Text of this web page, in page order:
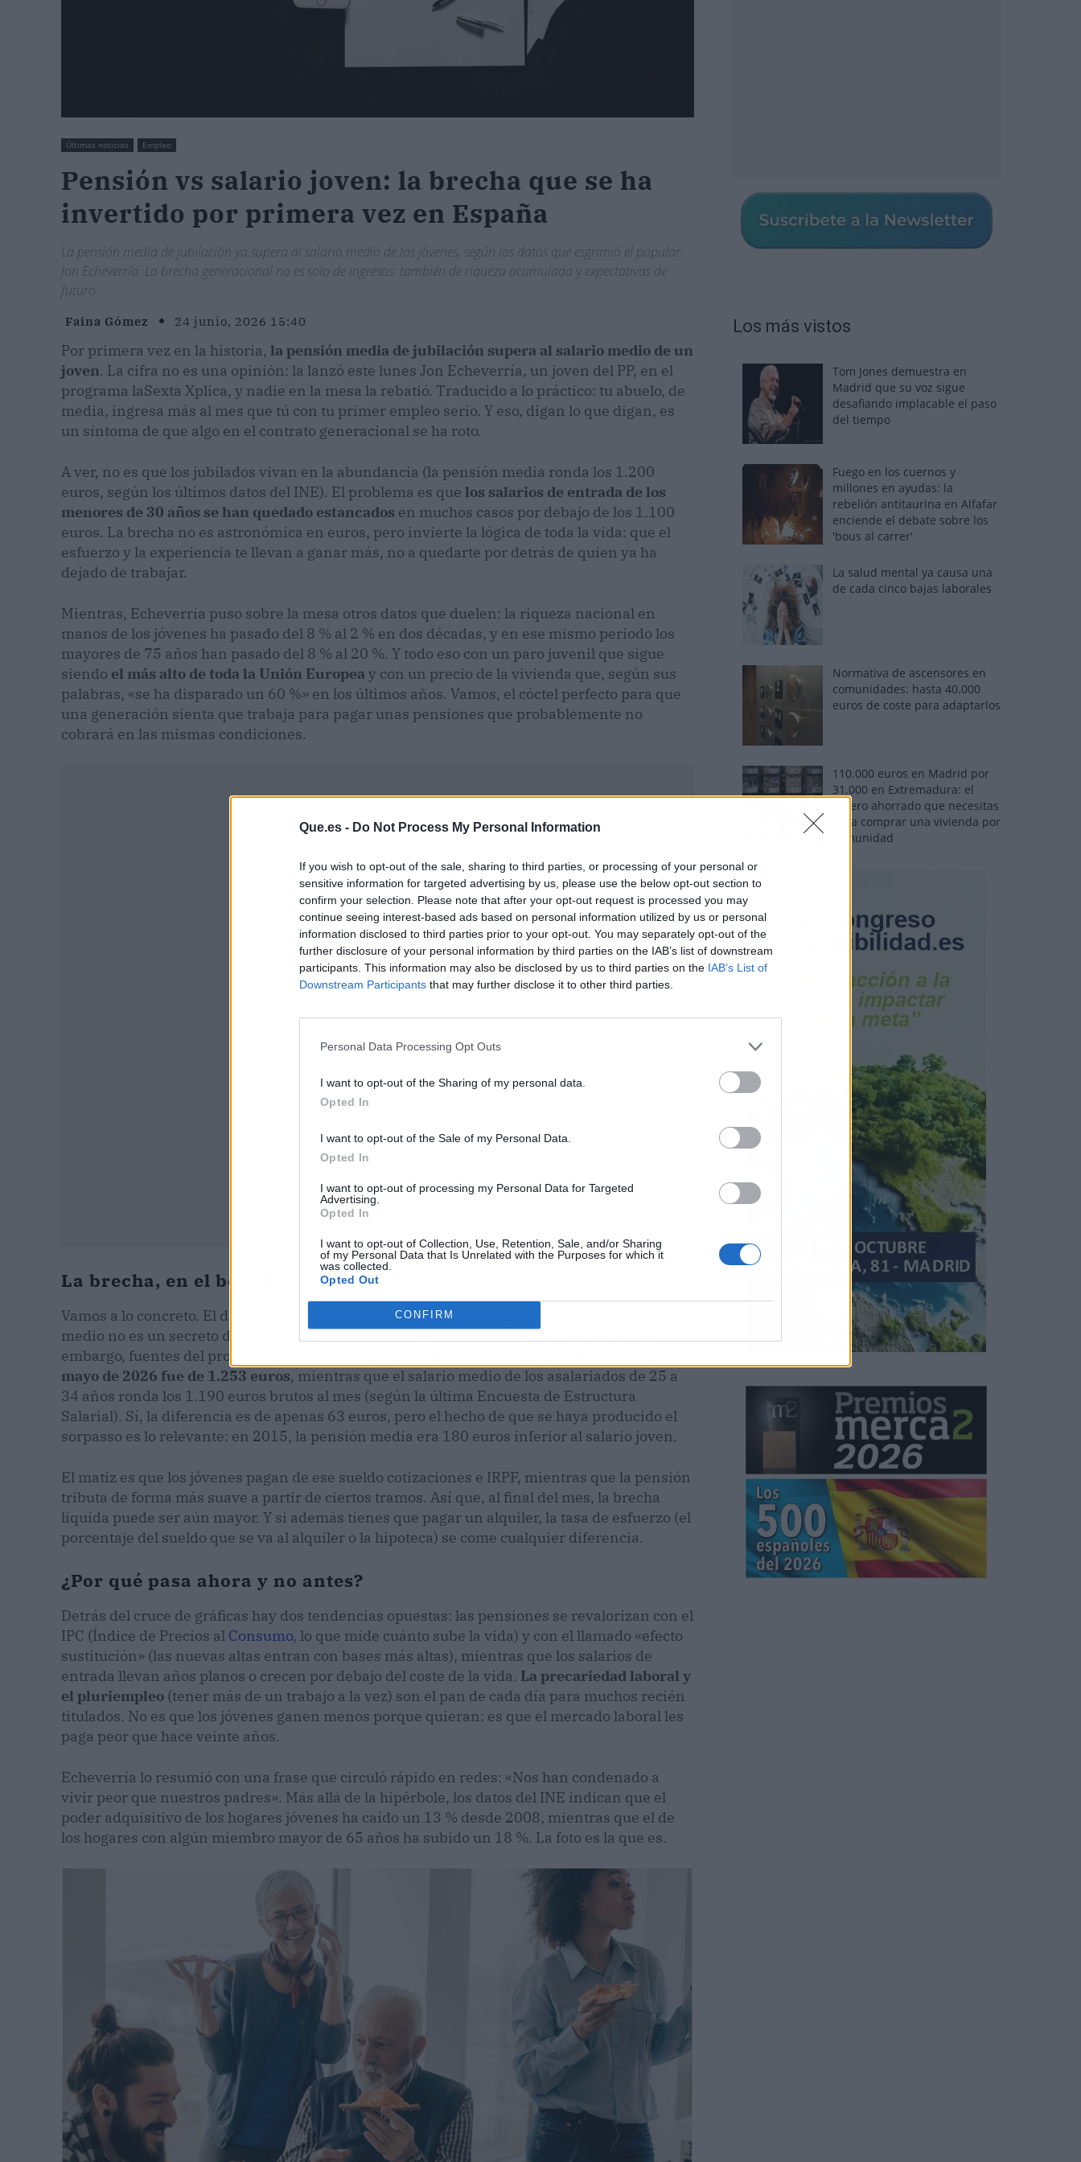
Que.es - Do Not Process My Personal Information
If you wish to opt-out of the sale, sharing to third parties, or processing of your personal or
sensitive information for targeted advertising by us, please use the below opt-out section to
confirm your selection. Please note that after your opt-out request is processed you may
continue seeing interest-based ads based on personal information utilized by us or personal
information disclosed to third parties prior to your opt-out. You may separately opt-out of the
further disclosure of your personal information by third parties on the IAB’s list of downstream
participants. This information may also be disclosed by us to third parties on the IAB’s List of
Downstream Participants that may further disclose it to other third parties.
Personal Data Processing Opt Outs
I want to opt-out of the Sharing of my personal data.
Opted In
I want to opt-out of the Sale of my Personal Data.
Opted In
I want to opt-out of processing my Personal Data for Targeted
Advertising.
Opted In
I want to opt-out of Collection, Use, Retention, Sale, and/or Sharing
of my Personal Data that Is Unrelated with the Purposes for which it
was collected.
Opted Out
CONFIRM
Últimas noticias Empleo
Pensión vs salario joven: la brecha que se ha
invertido por primera vez en España
La pensión media de jubilación ya supera al salario medio de los jóvenes, según los datos que esgrimió el popular
Jon Echeverría. La brecha generacional no es solo de ingresos: también de riqueza acumulada y expectativas de
futuro.
Faina Gómez 24 junio, 2026 15:40
Por primera vez en la historia, la pensión media de jubilación supera al salario medio de un
joven. La cifra no es una opinión: la lanzó este lunes Jon Echeverría, un joven del PP, en el
programa laSexta Xplica, y nadie en la mesa la rebatió. Traducido a lo práctico: tu abuelo, de
media, ingresa más al mes que tú con tu primer empleo serio. Y eso, digan lo que digan, es
un síntoma de que algo en el contrato generacional se ha roto.
A ver, no es que los jubilados vivan en la abundancia (la pensión media ronda los 1.200
euros, según los últimos datos del INE). El problema es que los salarios de entrada de los
menores de 30 años se han quedado estancados en muchos casos por debajo de los 1.100
euros. La brecha no es astronómica en euros, pero invierte la lógica de toda la vida: que el
esfuerzo y la experiencia te llevan a ganar más, no a quedarte por detrás de quien ya ha
dejado de trabajar.
Mientras, Echeverría puso sobre la mesa otros datos que duelen: la riqueza nacional en
manos de los jóvenes ha pasado del 8 % al 2 % en dos décadas, y en ese mismo periodo los
mayores de 75 años han pasado del 8 % al 20 %. Y todo eso con un paro juvenil que sigue
siendo el más alto de toda la Unión Europea y con un precio de la vivienda que, según sus
palabras, «se ha disparado un 60 %» en los últimos años. Vamos, el cóctel perfecto para que
una generación sienta que trabaja para pagar unas pensiones que probablemente no
cobrará en las mismas condiciones.
La brecha, en el bolsillo
Vamos a lo concreto. El dato exacto de cuánto cobra un pensionista medio y cuánto un joven
medio no es un secreto de Estado, pero el INE no publica una tabla que los enfrente. Sin
embargo, fuentes del propio organismo recogen que
mayo de 2026 fue de 1.253 euros, mientras que el salario medio de los asalariados de 25 a
34 años ronda los 1.190 euros brutos al mes (según la última Encuesta de Estructura
Salarial). Sí, la diferencia es de apenas 63 euros, pero el hecho de que se haya producido el
sorpasso es lo relevante: en 2015, la pensión media era 180 euros inferior al salario joven.
El matiz es que los jóvenes pagan de ese sueldo cotizaciones e IRPF, mientras que la pensión
tributa de forma más suave a partir de ciertos tramos. Así que, al final del mes, la brecha
líquida puede ser aún mayor. Y si además tienes que pagar un alquiler, la tasa de esfuerzo (el
porcentaje del sueldo que se va al alquiler o la hipoteca) se come cualquier diferencia.
¿Por qué pasa ahora y no antes?
Detrás del cruce de gráficas hay dos tendencias opuestas: las pensiones se revalorizan con el
IPC (Índice de Precios al Consumo, lo que mide cuánto sube la vida) y con el llamado «efecto
sustitución» (las nuevas altas entran con bases más altas), mientras que los salarios de
entrada llevan años planos o crecen por debajo del coste de la vida. La precariedad laboral y
el pluriempleo (tener más de un trabajo a la vez) son el pan de cada día para muchos recién
titulados. No es que los jóvenes ganen menos porque quieran: es que el mercado laboral les
paga peor que hace veinte años.
Echeverría lo resumió con una frase que circuló rápido en redes: «Nos han condenado a
vivir peor que nuestros padres». Más allá de la hipérbole, los datos del INE indican que el
poder adquisitivo de los hogares jóvenes ha caído un 13 % desde 2008, mientras que el de
los hogares con algún miembro mayor de 65 años ha subido un 18 %. La foto es la que es.
Los más vistos
Tom Jones demuestra en
Madrid que su voz sigue
desafiando implacable el paso
del tiempo
Fuego en los cuernos y
millones en ayudas: la
rebelión antitaurina en Alfafar
enciende el debate sobre los
'bous al carrer'
La salud mental ya causa una
de cada cinco bajas laborales
Normativa de ascensores en
comunidades: hasta 40.000
euros de coste para adaptarlos
110.000 euros en Madrid por
31.000 en Extremadura: el
dinero ahorrado que necesitas
para comprar una vivienda por
comunidad